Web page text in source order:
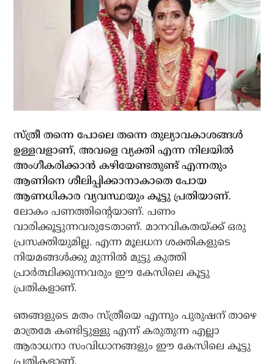
സ്ത്രീ തന്നെ പോലെ തന്നെ തുല്യാവകാശങ്ങള്‍
ഉള്ളവളാണ്, അവളെ വ്യക്തി എന്ന നിലയില്‍
അംഗീകരിക്കാന്‍ കഴിയേണ്ടതുണ്ട് എന്നതും
ആണിനെ ശീലിപ്പിക്കാനാകാതെ പോയ
ആണധികാര വ്യവസ്ഥയും കൂട്ടു പ്രതിയാണ്.
ലോകം പണത്തിന്റെയാണ്. പണം
വാരിക്കൂട്ടുന്നവരുടേതാണ്. മാനവികതയ്ക്ക് ഒരു
പ്രസക്തിയുമില്ല. എന്ന മൂലധന ശക്തികളുടെ
നിയമങ്ങള്‍ക്കു മുന്നില്‍ മുട്ടു കുത്തി
പ്രാര്‍ത്ഥിക്കുന്നവരും ഈ കേസിലെ കൂട്ടു
പ്രതികളാണ്.
ഞങ്ങളുടെ മതം സ്ത്രീയെ എന്നും പുരുഷന് താഴെ
മാത്രമേ കണ്ടിട്ടുള്ളു എന്ന് കരുതുന്ന എല്ലാ
ആരാധനാ സംവിധാനങ്ങളും ഈ കേസിലെ കൂട്ടു
പ്രതികളാണ്.